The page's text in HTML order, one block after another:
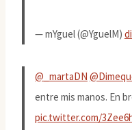
— mYguel (@YguelM)
@_martaDN
entre mis manos. En
pic.twitter.com/